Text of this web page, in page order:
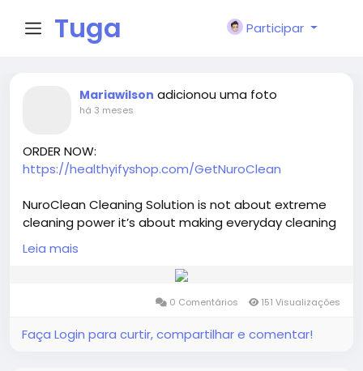
Tuga
Face
Participar
Mariawilson adicionou uma foto
há 3 meses
ORDER NOW:
https://healthyifyshop.com/GetNuroClean
NuroClean Cleaning Solution is not about extreme
cleaning power it’s about making everyday cleaning
easier and more efficient.
https://www.facebook.com/NuroCleanCleaningSolu
tionOfficial
Leia mais
0 Comentários 151 Visualizações
Faça Login para curtir, compartilhar e comentar!